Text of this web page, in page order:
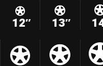
12″ 13″